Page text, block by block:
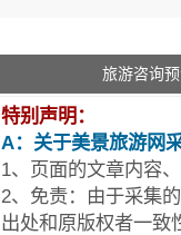
旅游咨询
特别声明：
A：关于美景旅游网
1、页面的文章内容
2、免责：由于采集
出处和原版权者一致